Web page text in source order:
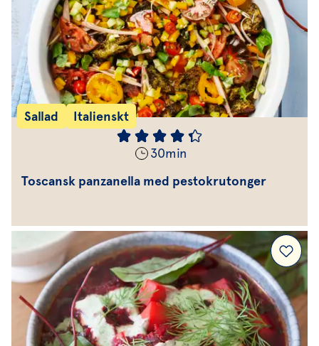
Sallad Italienskt
30min
Toscansk panzanella med pestokrutonger